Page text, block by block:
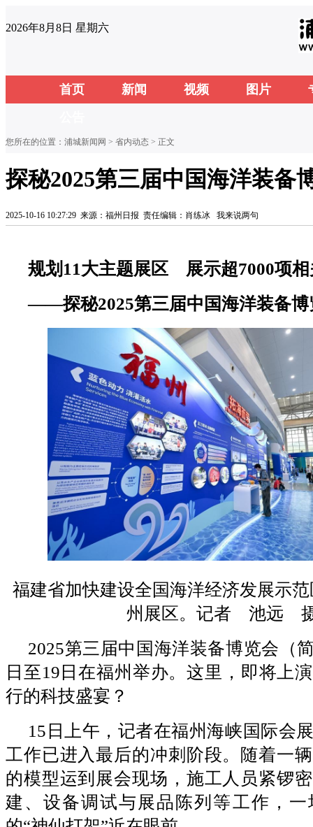
2026年8月8日 星期六
首页 新闻 视频 图片
您所在的位置： 浦城新闻网 > 省内动态 > 正文
探秘2025第三届中国海洋装备
2025-10-16 10:27:29 来源：福州日报 责任编辑：肖练冰 我来说两句
规划11大主题展区 展示超7000项相
——探秘2025第三届中国海洋装备博
福建省加快建设全国海洋经济发展示
州展区。记者 池远
2025第三届中国海洋装备博览会（
日至19日在福州举办。这里，即将上
行的科技盛宴？
15日上午，记者在福州海峡国际会
工作已进入最后的冲刺阶段。随着一
的模型运到展会现场，施工人员紧锣
建、设备调试与展品陈列等工作，